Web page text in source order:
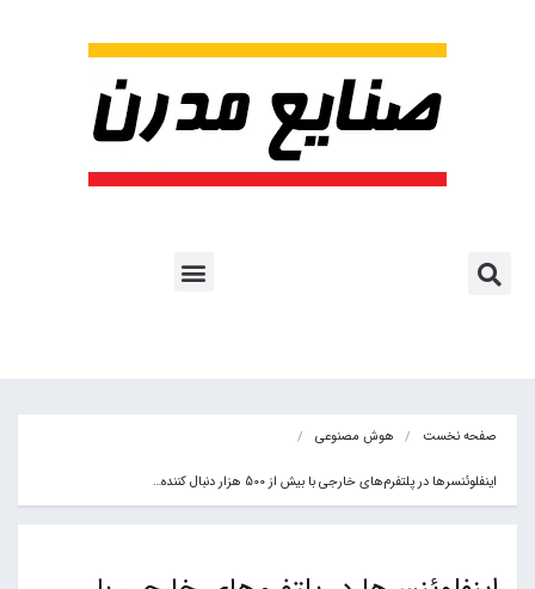
صفحه نخست هوش مصنوعی
اینفلوئنسرها در پلتفرم‌های خارجی با بیش از 500 هزار دنبال کننده…